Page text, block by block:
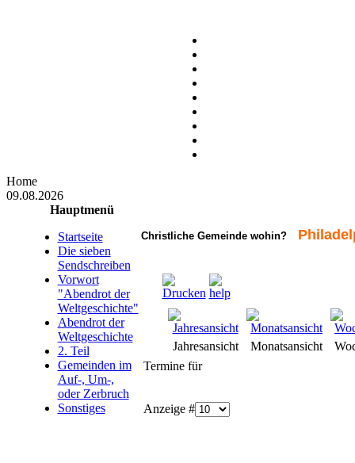
Home
09.08.2026
Hauptmenü
Startseite
Die sieben
Sendschreiben
Vorwort
"Abendrot der
Weltgeschichte"
Abendrot der
Weltgeschichte
2. Teil
Gemeinden im
Auf-, Um-,
oder Zerbruch
Sonstiges
Christliche Gemeinde wohin?
Jahresansicht Monatsansicht
Termine für
Anzeige #